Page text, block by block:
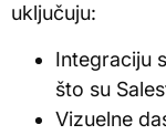
uključuju:
Integraciju
što su
Vizuelne